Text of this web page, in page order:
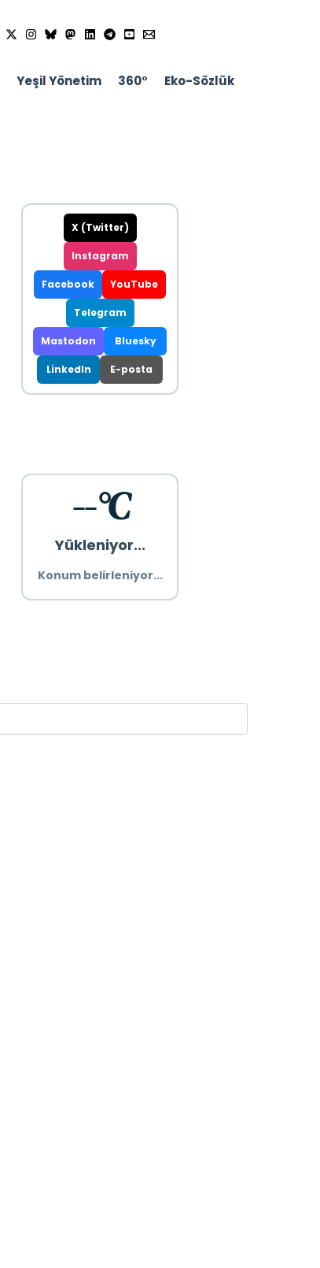
Yeşil Yönetim 360° Eko-Sözlük
X (Twitter)
Instagram
Facebook YouTube
Telegram
Mastodon Bluesky
LinkedIn E-posta
--°C
Yükleniyor...
Konum belirleniyor...